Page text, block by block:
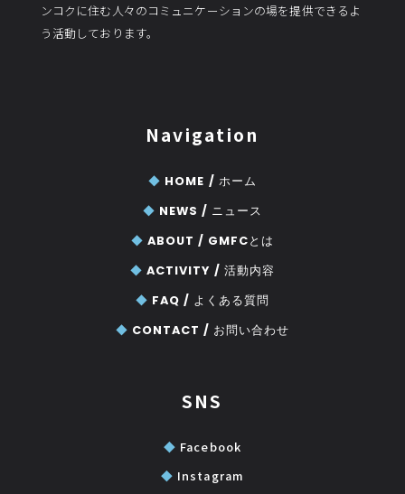
ンコクに住む人々のコミュニケーションの場を提供できるよ
う活動しております。
Navigation
◆ HOME / ホーム
◆ NEWS / ニュース
◆ ABOUT / GMFCとは
◆ ACTIVITY / 活動内容
◆ FAQ / よくある質問
◆ CONTACT / お問い合わせ
SNS
◆ Facebook
◆ Instagram